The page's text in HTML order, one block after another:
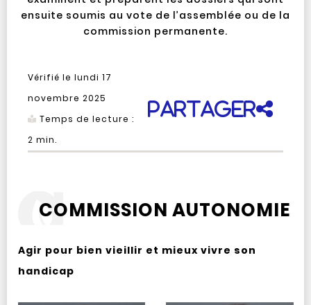
ensuite soumis au vote de l’assemblée ou de la
commission permanente.
Vérifié le lundi 17
novembre 2025
Temps de lecture :
2 min.
Partager
COMMISSION AUTONOMIE
Agir pour bien vieillir et mieux vivre son
handicap